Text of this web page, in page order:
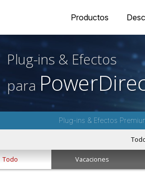
Productos
Plug-ins & Efectos
para
Plug-ins & Efectos
Todo Vacaciones